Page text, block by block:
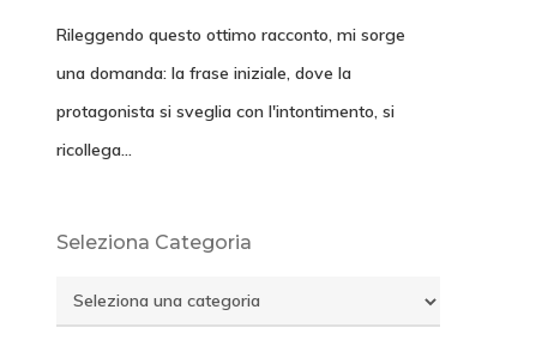
Rileggendo questo ottimo racconto, mi sorge
una domanda: la frase iniziale, dove la
protagonista si sveglia con l'intontimento, si
ricollega…
Seleziona Categoria
Seleziona
Categoria